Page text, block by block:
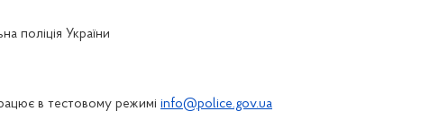
поліція України
в тестовому режимі info@police.gov.ua